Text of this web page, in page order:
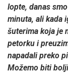
lopte, danas
minuta, ali kada
šuterima koja je
petorku i
napadali preko
Možemo biti